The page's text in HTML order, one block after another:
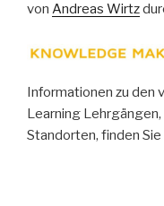
von Andreas Wirtz
Informationen zu den
Learning
Standorten, finden